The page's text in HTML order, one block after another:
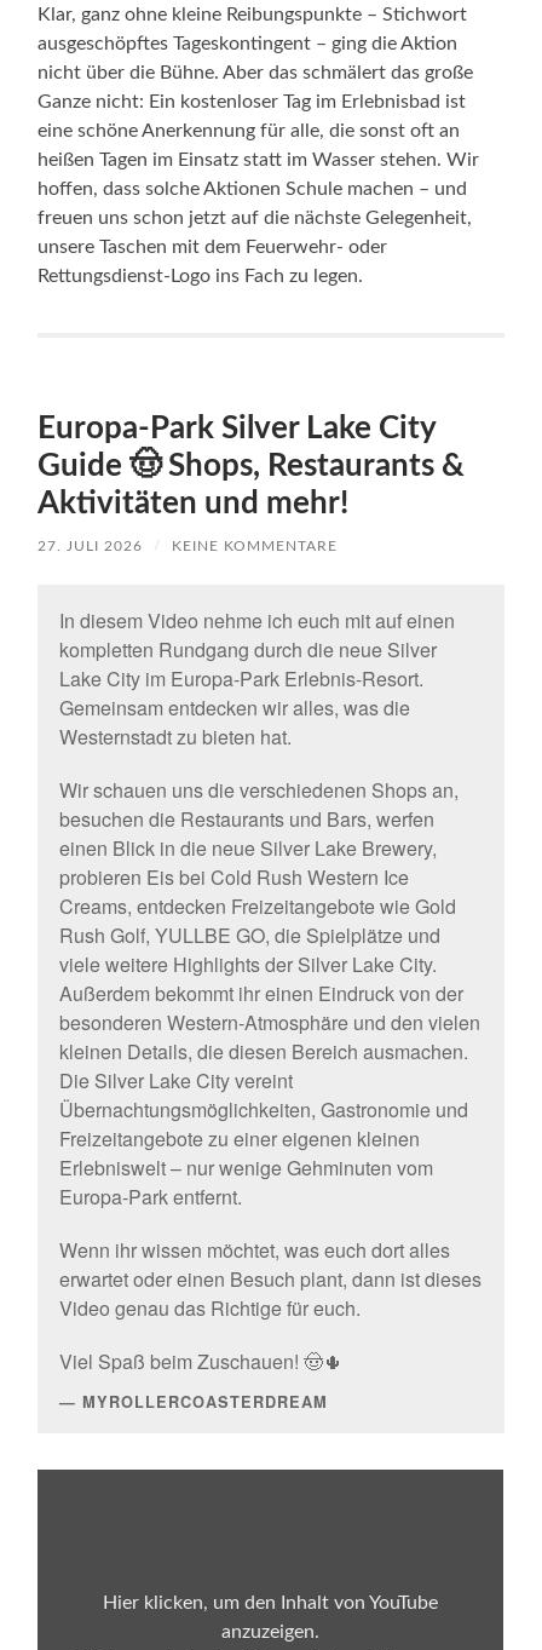
Klar, ganz ohne kleine Reibungspunkte – Stichwort
ausgeschöpftes Tageskontingent – ging die Aktion
nicht über die Bühne. Aber das schmälert das große
Ganze nicht: Ein kostenloser Tag im Erlebnisbad ist
eine schöne Anerkennung für alle, die sonst oft an
heißen Tagen im Einsatz statt im Wasser stehen. Wir
hoffen, dass solche Aktionen Schule machen – und
freuen uns schon jetzt auf die nächste Gelegenheit,
unsere Taschen mit dem Feuerwehr- oder
Rettungsdienst-Logo ins Fach zu legen.
Europa-Park Silver Lake City
Guide 🤠 Shops, Restaurants &
Aktivitäten und mehr!
27. JULI 2026 / KEINE KOMMENTARE
In diesem Video nehme ich euch mit auf einen
kompletten Rundgang durch die neue Silver
Lake City im Europa-Park Erlebnis-Resort.
Gemeinsam entdecken wir alles, was die
Westernstadt zu bieten hat.
Wir schauen uns die verschiedenen Shops an,
besuchen die Restaurants und Bars, werfen
einen Blick in die neue Silver Lake Brewery,
probieren Eis bei Cold Rush Western Ice
Creams, entdecken Freizeitangebote wie Gold
Rush Golf, YULLBE GO, die Spielplätze und
viele weitere Highlights der Silver Lake City.
Außerdem bekommt ihr einen Eindruck von der
besonderen Western-Atmosphäre und den vielen
kleinen Details, die diesen Bereich ausmachen.
Die Silver Lake City vereint
Übernachtungsmöglichkeiten, Gastronomie und
Freizeitangebote zu einer eigenen kleinen
Erlebniswelt – nur wenige Gehminuten vom
Europa-Park entfernt.
Wenn ihr wissen möchtet, was euch dort alles
erwartet oder einen Besuch plant, dann ist dieses
Video genau das Richtige für euch.
Viel Spaß beim Zuschauen! 🤠🌵
MYROLLERCOASTERDREAM
Hier klicken, um den Inhalt von YouTube
anzuzeigen.